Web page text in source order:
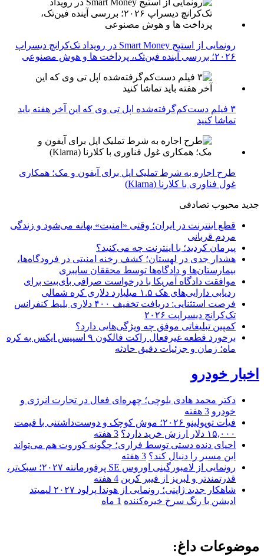
رونمایی از استیج Smart Money در رویداد تک‌کرانچ دیسراپ
۲۰۲۶؛ بررسی آینده فین‌تک، پرداخت‌ ها و هوش مصنوعی
۳ فیلم دست‌کم‌گرفته‌شده اپل تی وی که این آخر هفته باید
تماشا کنید
طرح اجاره به شرط تملیک اپل برای آیفون و مک؛ همکاری
غول فناوری با کلارنا (Klarna)
جدید محبوب تصادفی
قطع اینترنت در ایران؛ وقتی «امنیت» بهانه می‌شود و زندگی
مردم قربانی
پیرمان کردید؛ با اینترنت چه می‌کنید؟
هشدار جدی در لهستان؛ کشف رخنه امنیتی در فرودگاه‌ها،
بیمارستان‌ها و دادگاه‌ها توسط محققان سایبری
موافقت دادگاه آمریکا با درخواست صرافی بای‌بیت برای
ردیابی دارایی‌های هک ۱.۵ میلیارد دلاری کره شمالی
فرصت استثنایی: دریافت تخفیف ۴۰۰ دلاری بلیط کنفرانس
تک‌کرانچ دیسراپت ۲۰۲۶
کمپین تبلیغاتی موفق چه ویژگی‌هایی دارد؟
برخورد قطعه غیرفعال راکت فالکون ۹ اسپیس ایکس به کره
ماه؛ زمان و جزئیات دقیق حادثه
اخبار خودرو
دکتر محمد هادی بلوچی؛ چهره‌ای فعال در تجارت انرژی و
خودرو 3 هفته
فیات توپولینو ۲۰۲۶؛ موش کوچک و دوست‌داشتنی با قیمت
۱۵,۰۰۰ دلار ارزش خرید دارد؟
3 هفته
احیای دنده دستی توسط فراری؛ چگونه کوروت هم می‌تواند
این مسیر را دنبال کند؟ 3 هفته
رونمایی از لامبورگینی اوروس SE پرفورمانته ۲۰۲۷؛ سبک‌تر،
قدرتمندتر و لبریز از فیبر کربن 4 هفته
شاهکار جدید ژاپنی؛ رونمایی از هوندا پرلود ۲۰۲۷ لیمیتد
ادیشن با رنگ سرخ خیره‌کننده 1 ماه
موضوعات داغ: